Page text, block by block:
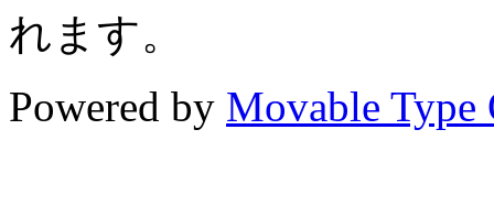
れます。
Powered by Movable Type